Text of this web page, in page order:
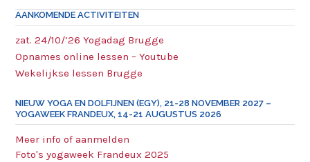
AANKOMENDE ACTIVITEITEN
zat. 24/10/’26 Yogadag Brugge
Opnames online lessen – Youtube
Wekelijkse lessen Brugge
NIEUW YOGA EN DOLFIJNEN (EGY), 21-28 NOVEMBER 2027 –
YOGAWEEK FRANDEUX, 14-21 AUGUSTUS 2026
Meer info of aanmelden
Foto's yogaweek Frandeux 2025